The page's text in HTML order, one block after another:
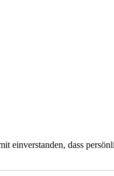
einverstanden, dass